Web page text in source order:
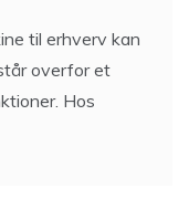
til erhverv kan
overfor et
Hos